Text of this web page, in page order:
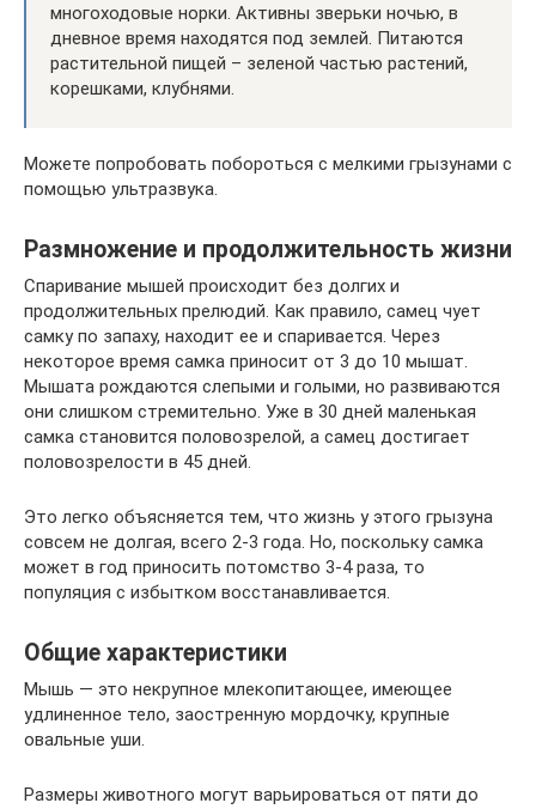
многоходовые норки. Активны зверьки ночью, в
дневное время находятся под землей. Питаются
растительной пищей – зеленой частью растений,
корешками, клубнями.
Можете попробовать побороться с мелкими грызунами с
помощью ультразвука.
Размножение и продолжительность жизни
Спаривание мышей происходит без долгих и
продолжительных прелюдий. Как правило, самец чует
самку по запаху, находит ее и спаривается. Через
некоторое время самка приносит от 3 до 10 мышат.
Мышата рождаются слепыми и голыми, но развиваются
они слишком стремительно. Уже в 30 дней маленькая
самка становится половозрелой, а самец достигает
половозрелости в 45 дней.
Это легко объясняется тем, что жизнь у этого грызуна
совсем не долгая, всего 2-3 года. Но, поскольку самка
может в год приносить потомство 3-4 раза, то
популяция с избытком восстанавливается.
Общие характеристики
Мышь — это некрупное млекопитающее, имеющее
удлиненное тело, заостренную мордочку, крупные
овальные уши.
Размеры животного могут варьироваться от пяти до